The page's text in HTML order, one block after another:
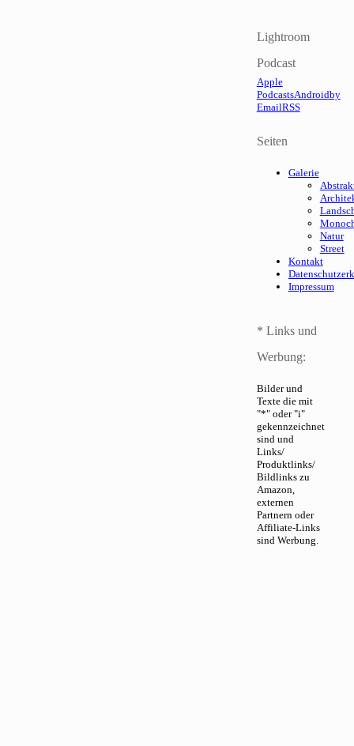
Lightroom
Podcast
Apple
PodcastsAndroidby
EmailRSS
Seiten
Galerie
Natur
Street
Kontakt
Impressum
* Links und
Werbung:
Bilder und
Texte die mit
"*" oder "i"
gekennzeichnet
sind und
Links/
Produktlinks/
Bildlinks zu
Amazon,
externen
Partnern oder
Affiliate-Links
sind Werbung.